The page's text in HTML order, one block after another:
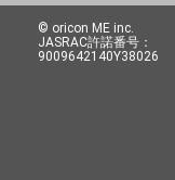
© oricon ME inc.
JASRAC許諾番号：
9009642140Y38026